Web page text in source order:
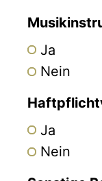
Ja
Nein
Ja
Nein